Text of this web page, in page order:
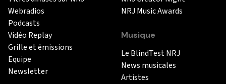
Webradios
Podcasts
Vidéo Replay
Grille et émissions
Equipe
Newsletter
NRJ Music Awards
Musique
Le BlindTest NRJ
News musicales
Artistes